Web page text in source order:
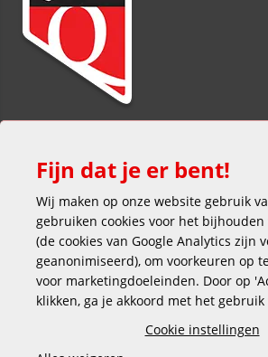
Veilig en gemakkelijk
Fijn dat je er bent!
Wij maken op onze website gebruik
gebruiken cookies voor het
(de cookies van Google Analytics zijn
geanonimiseerd), om voorkeuren op
voor marketingdoeleinden. Door op
klikken, ga je akkoord met het gebruik
Cookie instellingen